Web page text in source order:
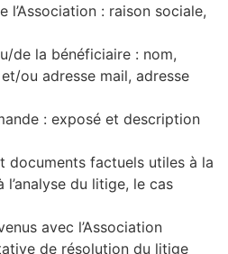
l’Association : raison sociale,
de la bénéficiaire : nom,
ou adresse mail, adresse
: exposé et description
documents factuels utiles à la
du litige, le cas
avec l’Association
de résolution du litige